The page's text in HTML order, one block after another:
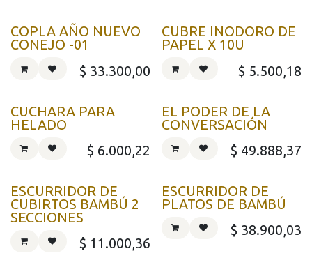
COPLA AÑO NUEVO
CONEJO -01
$ 33.300,00
CUBRE INODORO DE
PAPEL X 10U
$ 5.500,18
CUCHARA PARA
HELADO
$ 6.000,22
EL PODER DE LA
CONVERSACIÓN
$ 49.888,37
ESCURRIDOR DE
CUBIRTOS BAMBÚ 2
SECCIONES
$ 11.000,36
ESCURRIDOR DE
PLATOS DE BAMBÚ
$ 38.900,03